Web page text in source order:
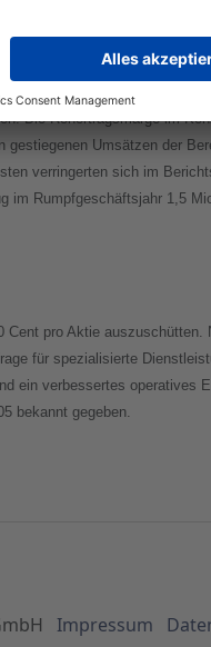
den gewerblichen
Die Rohertragsmarge im
Umsätzen der
verringerten sich im
Rumpfgeschäftsjahr 1,5
pro Aktie
für spezialisierte
ein verbessertes operatives
bekannt gegeben.
Impressum